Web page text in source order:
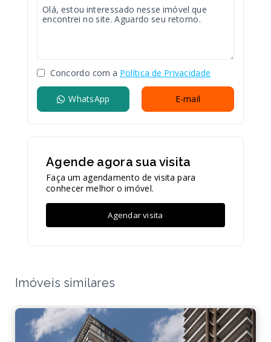
Concordo com a Política de Privacidade
WhatsApp E-mail
Agende agora sua visita
Faça um agendamento de visita para
conhecer melhor o imóvel.
Agendar visita
Imóveis similares